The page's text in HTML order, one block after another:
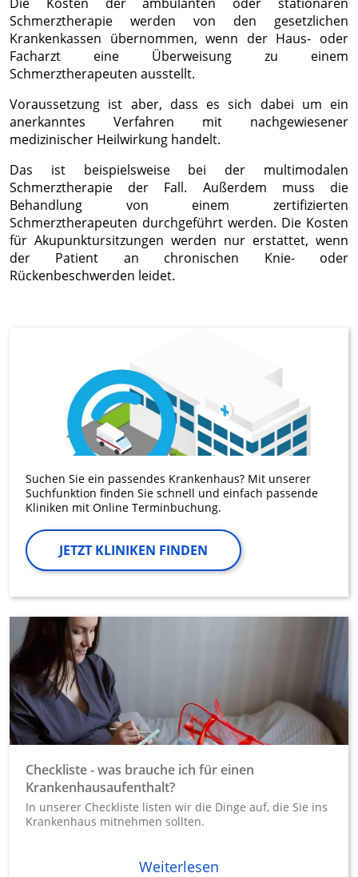
Schmerztherapie werden von den gesetzlichen
Krankenkassen übernommen, wenn der Haus- oder
Facharzt eine Überweisung zu einem
Schmerztherapeuten ausstellt.
Voraussetzung ist aber, dass es sich dabei um ein
anerkanntes Verfahren mit nachgewiesener
medizinischer Heilwirkung handelt.
Das ist beispielsweise bei der multimodalen
Schmerztherapie der Fall. Außerdem muss die
Behandlung von einem zertifizierten
Schmerztherapeuten durchgeführt werden. Die Kosten
für Akupunktursitzungen werden nur erstattet, wenn
der Patient an chronischen Knie- oder
Rückenbeschwerden leidet.
Suchen Sie ein passendes Krankenhaus? Mit unserer
Suchfunktion finden Sie schnell und einfach passende
Kliniken mit Online Terminbuchung.
JETZT KLINIKEN FINDEN
Checkliste - was brauche ich für einen
Krankenhausaufenthalt?
In unserer Checkliste listen wir die Dinge auf, die Sie ins
Krankenhaus mitnehmen sollten.
Weiterlesen